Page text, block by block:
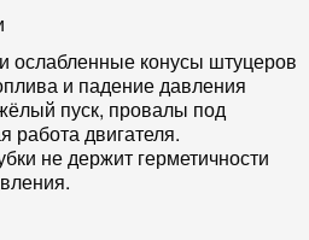
ослабленные конусы штуцеров
и падение давления
пуск, провалы под
работа двигателя.
не держит герметичности